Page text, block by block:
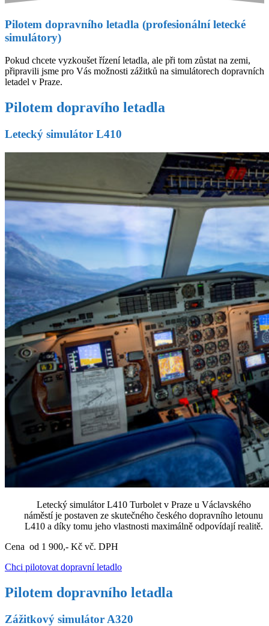
Pilotem dopravního letadla (profesionální letecké
simulátory)
Pokud chcete vyzkoušet řízení letadla, ale při tom zůstat na zemi,
připravili jsme pro Vás možnosti zážitků na simulátorech dopravních
letadel v Praze.
Pilotem dopravího letadla
Letecký simulátor L410
Letecký simulátor L410 Turbolet v Praze u Václavského
náměstí je postaven ze skutečného českého dopravního letounu
L410 a díky tomu jeho vlastnosti maximálně odpovídají realitě.
Cena od 1 900,- Kč vč. DPH
Chci pilotovat dopravní letadlo
Pilotem dopravního letadla
Zážitkový simulátor A320